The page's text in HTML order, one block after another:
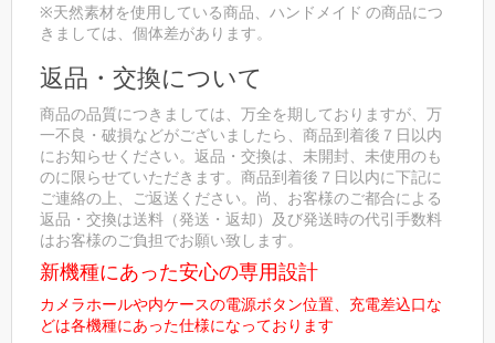
※天然素材を使用している商品、ハンドメイド の商品につ
きましては、個体差があります。
返品・交換について
商品の品質につきましては、万全を期しておりますが、万
一不良・破損などがございましたら、商品到着後７日以内
にお知らせください。返品・交換は、未開封、未使用のも
のに限らせていただきます。商品到着後７日以内に下記に
ご連絡の上、ご返送ください。尚、お客様のご都合による
返品・交換は送料（発送・返却）及び発送時の代引手数料
はお客様のご負担でお願い致します。
新機種にあった安心の専用設計
カメラホールや内ケースの電源ボタン位置、充電差込口な
どは各機種にあった仕様になっております